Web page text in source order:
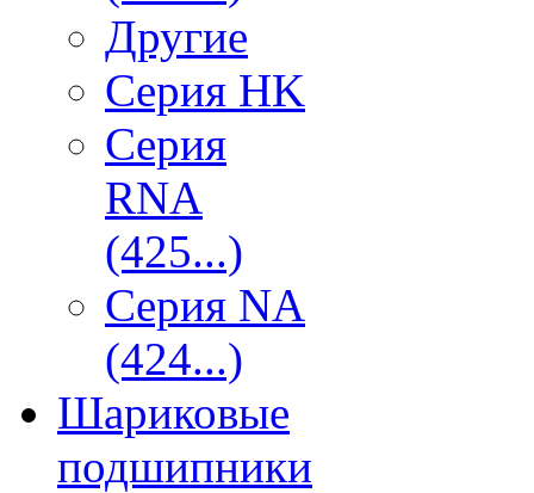
Другие
Серия HK
Серия
RNA
(425...)
Серия NA
(424...)
Шариковые
подшипники